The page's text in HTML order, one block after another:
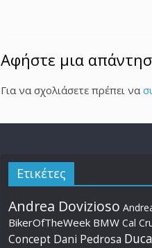
Αφήστε μια
Για να σχολιάσετε πρέπει να
Ετικέτες
Andrea Dovizioso
BikerOfTheWeek BMW Cal
Concept Dani Pedrosa